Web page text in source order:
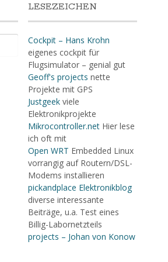
LESEZEICHEN
Cockpit – Hans Krohn
eigenes cockpit für
Flugsimulator – genial gut
Geoff's projects nette
Projekte mit GPS
Justgeekviele
Elektronikprojekte
Mikrocontroller.netHier lese
ich oft mit
Open WRT Embedded Linux
vorrangig auf Routern/DSL-
Modems installieren
pickandplace Elektronikblog
diverse interessante
Beiträge, u.a. Test eines
Billig-Labornetzteils
projects – Johan von Konow